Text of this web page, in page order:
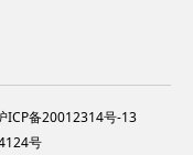
ICP备20012314号-13
号